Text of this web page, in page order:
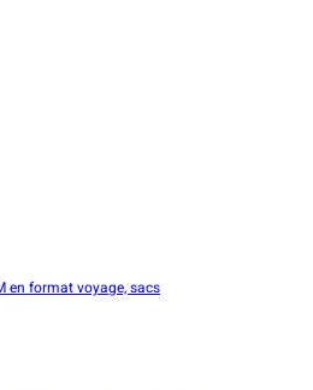
en format voyage, sacs